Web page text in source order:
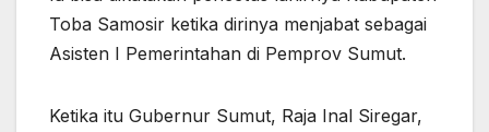
Toba Samosir ketika dirinya menjabat sebagai
Asisten I Pemerintahan di Pemprov Sumut.
Ketika itu Gubernur Sumut, Raja Inal Siregar,